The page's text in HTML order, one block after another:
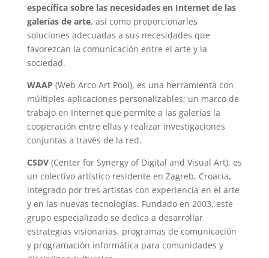
específica sobre las necesidades en Internet de las
galerías de arte, así como proporcionarles
soluciones adecuadas a sus necesidades que
favorezcan la comunicación entre el arte y la
sociedad.
WAAP (Web Arco Art Pool), es una herramienta con
múltiples aplicaciones personalizables; un marco de
trabajo en Internet que permite a las galerías la
cooperación entre ellas y realizar investigaciones
conjuntas a través de la red.
CSDV (Center for Synergy of Digital and Visual Art), es
un colectivo artístico residente en Zagreb, Croacia,
integrado por tres artistas con experiencia en el arte
y en las nuevas tecnologías. Fundado en 2003, este
grupo especializado se dedica a desarrollar
estrategias visionarias, programas de comunicación
y programación informática para comunidades y